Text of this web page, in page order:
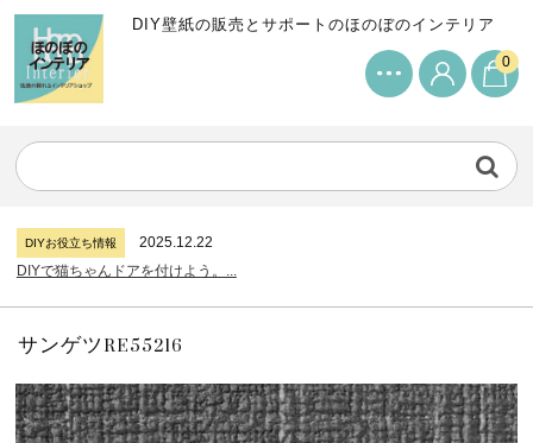
DIY壁紙の販売とサポートのほのぼのインテリア
0
DIYお役立ち情報
サンゲツリザーブの壁紙について...
糊付け壁紙のポイントについて...
DIYお役立ち情報
2025.12.22
DIYお役立ち情報
2024.7.11
サンゲツリザーブの壁紙について...
DIYお役立ち情報
2025.12.22
DIYで猫ちゃんドアを付けよう。...
DIYお役立ち情報
2024.7.11
サンゲツリザーブの壁紙について...
サンゲツRE55216